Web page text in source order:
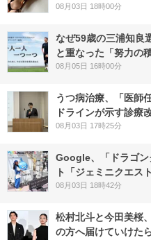
08月03日 18時00分
なぜ59歳の三浦知
と重なった「努力の
08月05日 16時00分
うつ病治療、「医師
ドラインが示す診療
08月03日 17時25分
Google、「ドラゴ
ト「ジェミニクエス
08月03日 18時42分
松村北斗と今田美桜
の方へ届けていけたら